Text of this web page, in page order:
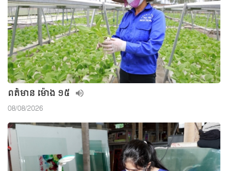
ពត៌មាន ម៉ោង ១៥
08/08/2026